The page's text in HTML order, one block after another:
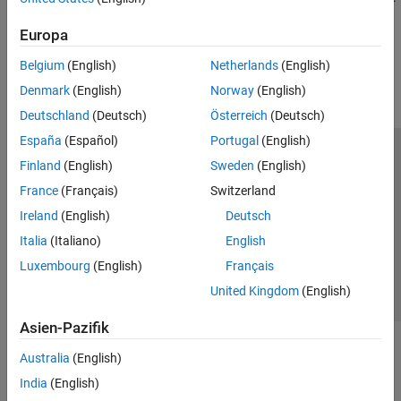
Europa
Belgium (English)
Denmark (English)
Deutschland (Deutsch)
España (Español)
Finland (English)
France (Français)
Ireland (English)
Italia (Italiano)
Luxembourg (English)
Netherlands(English)
Norway(English)
Österreich (Deutsch)
Portugal (English)
Sweden (English)
Switzerland
Deutsch
English
Français
United Kingdom(English)
Asien-Pazifik
Australia (English)
India (English)
Trust Center
Datenschutz-Richtlinien
Datendiebstahl verhindern
Status von Anwendungen
© 1994-2026 The MathWorks, Inc.